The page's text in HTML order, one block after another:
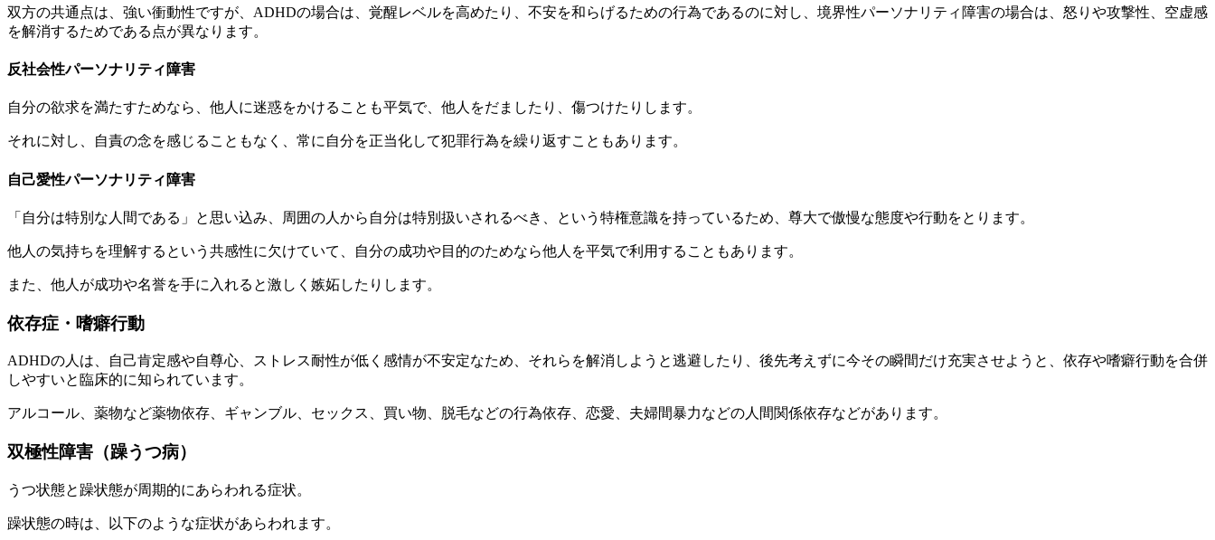
双方の共通点は、強い衝動性ですが、ADHDの場合は、覚醒レベルを高めたり、不安を和らげるための行為であるのに対し、境界性パーソナリティ障害の場合は、怒りや攻撃性、空虚感
を解消するためである点が異なります。
反社会性パーソナリティ障害
自分の欲求を満たすためなら、他人に迷惑をかけることも平気で、他人をだましたり、傷つけたりします。
それに対し、自責の念を感じることもなく、常に自分を正当化して犯罪行為を繰り返すこともあります。
自己愛性パーソナリティ障害
「自分は特別な人間である」と思い込み、周囲の人から自分は特別扱いされるべき、という特権意識を持っているため、尊大で傲慢な態度や行動をとります。
他人の気持ちを理解するという共感性に欠けていて、自分の成功や目的のためなら他人を平気で利用することもあります。
また、他人が成功や名誉を手に入れると激しく嫉妬したりします。
依存症・嗜癖行動
ADHDの人は、自己肯定感や自尊心、ストレス耐性が低く感情が不安定なため、それらを解消しようと逃避したり、後先考えずに今その瞬間だけ充実させようと、依存や嗜癖行動を合併
しやすいと臨床的に知られています。
アルコール、薬物など薬物依存、ギャンブル、セックス、買い物、脱毛などの行為依存、恋愛、夫婦間暴力などの人間関係依存などがあります。
双極性障害（躁うつ病）
うつ状態と躁状態が周期的にあらわれる症状。
躁状態の時は、以下のような症状があらわれます。